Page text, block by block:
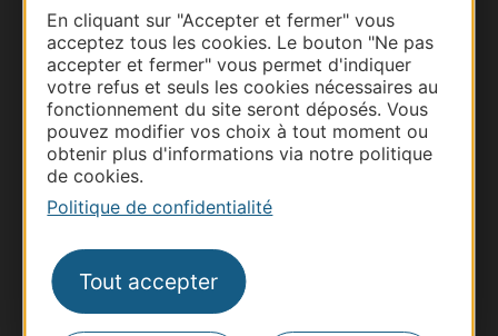
En cliquant sur "Accepter et fermer" vous
acceptez tous les cookies. Le bouton "Ne pas
accepter et fermer" vous permet d'indiquer
votre refus et seuls les cookies nécessaires au
fonctionnement du site seront déposés. Vous
pouvez modifier vos choix à tout moment ou
obtenir plus d'informations via notre politique
de cookies.
Politique de confidentialité
Tout accepter
Business/Mice
Pros d'Occitanie
Site presse et d'influence